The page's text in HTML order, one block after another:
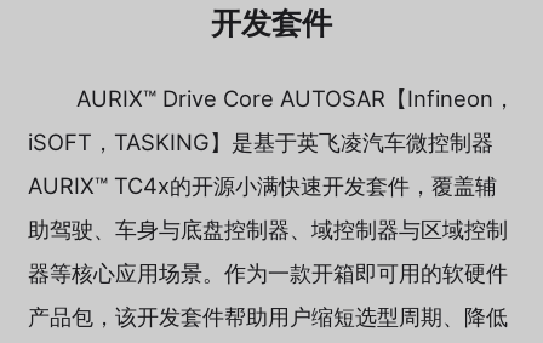
开发套件
AURIX™ Drive Core AUTOSAR【Infineon，
iSOFT，TASKING】是基于英飞凌汽车微控制器
AURIX™ TC4x的开源小满快速开发套件，覆盖辅
助驾驶、车身与底盘控制器、域控制器与区域控制
器等核心应用场景。作为一款开箱即可用的软硬件
产品包，该开发套件帮助用户缩短选型周期、降低